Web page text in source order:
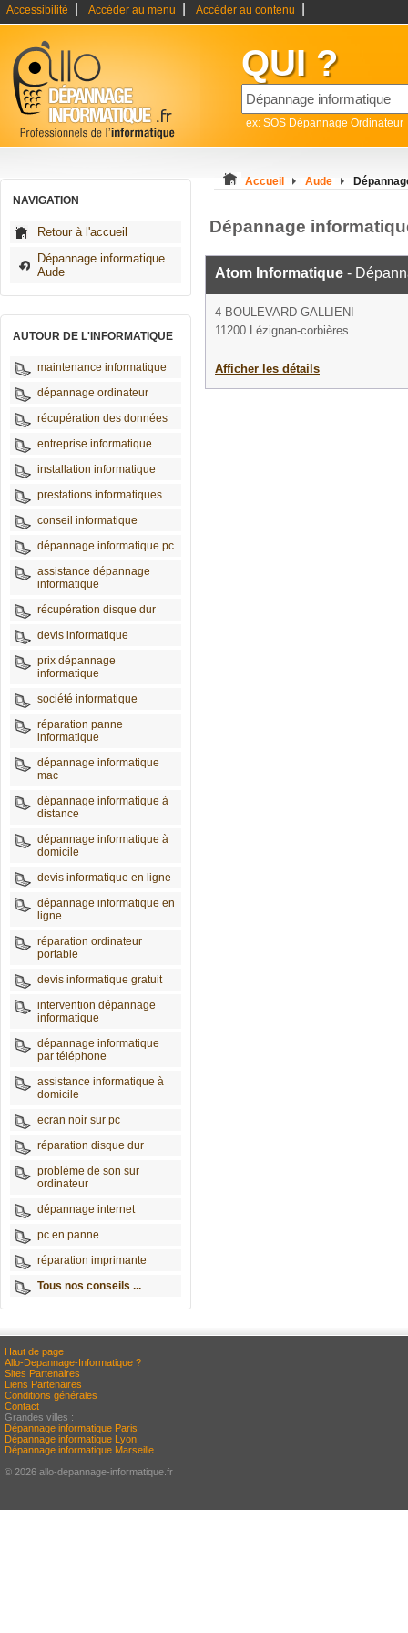
Accessibilité Accéder au menu Accéder au contenu
QUI ?
ex: SOS Dépannage Ordinateur
NAVIGATION
Retour à l'accueil
Dépannage informatique
Aude
AUTOUR DE L'INFORMATIQUE
maintenance informatique
dépannage ordinateur
récupération des données
entreprise informatique
installation informatique
prestations informatiques
conseil informatique
dépannage informatique pc
assistance dépannage
informatique
récupération disque dur
devis informatique
prix dépannage
informatique
société informatique
réparation panne
informatique
dépannage informatique
mac
dépannage informatique à
distance
dépannage informatique à
domicile
devis informatique en ligne
dépannage informatique en
ligne
réparation ordinateur
portable
devis informatique gratuit
intervention dépannage
informatique
dépannage informatique
par téléphone
assistance informatique à
domicile
ecran noir sur pc
réparation disque dur
problème de son sur
ordinateur
dépannage internet
pc en panne
réparation imprimante
Tous nos conseils ...
Accueil Aude
Dépannage
Atom Informatique -
4 BOULEVARD GALLIENI
11200 Lézignan-corbières
Afficher les détails
Haut de page
Allo-Depannage-Informatique ?
Sites Partenaires
Liens Partenaires
Conditions générales
Contact
Grandes villes :
Dépannage informatique Paris
Dépannage informatique Lyon
Dépannage informatique Marseille
© 2026 allo-depannage-informatique.fr